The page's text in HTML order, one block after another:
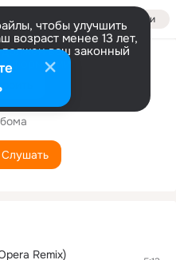
Войти
чтобы улучшить
возраст менее 13 лет,
ваш законный
Soap Opera
Слушать
Remix)